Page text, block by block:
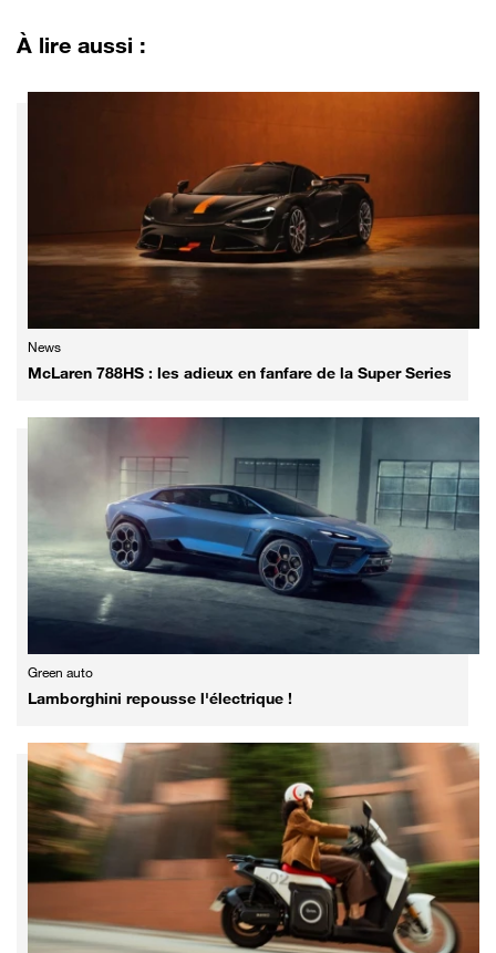
À lire aussi :
News
McLaren 788HS : les adieux en fanfare de la Super Series
Green auto
Lamborghini repousse l'électrique !